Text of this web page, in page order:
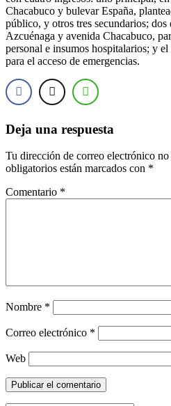
Chacabuco y bulevar España,
público, y otros tres secundarios;
Azcuénaga y avenida Chacabuco,
personal e insumos hospitalarios; y
para el acceso de emergencias.
Deja una respuesta
Tu dirección de correo electrónico no
obligatorios están marcados con *
Comentario *
Nombre *
Correo electrónico *
Web